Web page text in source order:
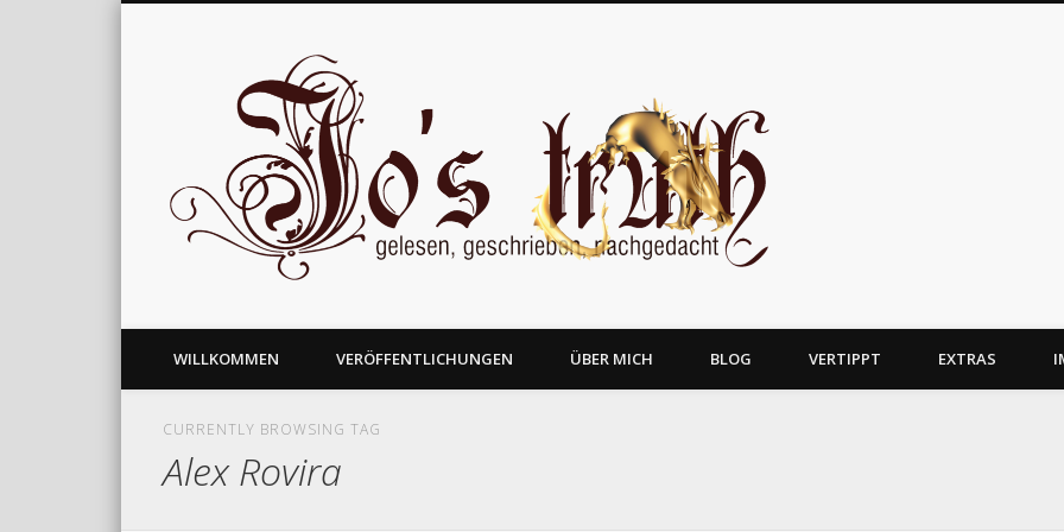
gelesen, geschrieben und nachgedacht
WILLKOMMEN VERÖFFENTLICHUNGEN ÜBER MICH BLOG VERTIPPT EXTRAS
CURRENTLY BROWSING TAG
Alex Rovira